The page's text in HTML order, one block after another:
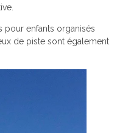
pour enfants organisés
de piste sont également